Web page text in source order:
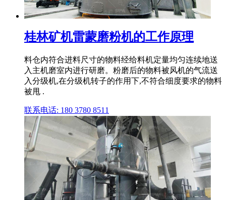
桂林矿机雷蒙磨粉机的工作原理
料仓内符合进料尺寸的物料经给料机定量均匀连续地送
入主机磨室内进行研磨。粉磨后的物料被风机的气流送
入分级机,在分级机转子的作用下,不符合细度要求的物料
被甩 .
联系电话: 180 3780 8511